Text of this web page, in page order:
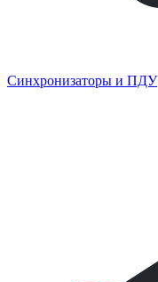
Синхронизаторы и ПДУ